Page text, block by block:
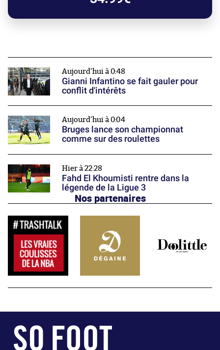
Aujourd'hui à 0:48
Gianni Infantino se fait gauler pour
conflit d'intérêts
Aujourd'hui à 0:04
Bruges lance son championnat
comme sur des roulettes
Hier à 22:28
Fahd El Khoumisti rentre dans la
légende de la Ligue 3
Nos partenaires